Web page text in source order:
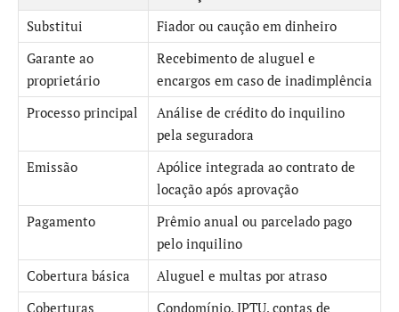
Substitui
Fiador ou caução em dinheiro
Garante ao
proprietário
Recebimento de aluguel e
encargos em caso de inadimplência
Processo principal
Análise de crédito do inquilino
pela seguradora
Emissão
Apólice integrada ao contrato de
locação após aprovação
Pagamento
Prêmio anual ou parcelado pago
pelo inquilino
Cobertura básica
Aluguel e multas por atraso
Coberturas
Condomínio, IPTU, contas de